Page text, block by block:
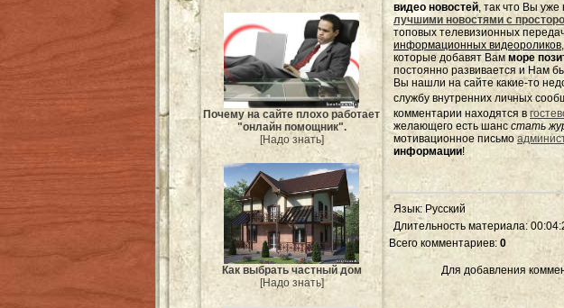
Почему на сайте плохо работает
"онлайн помощник".
[Надо знать]
Как выбрать частный дом
[Надо знать]
видео новостей, так что Вы
лучшими новостями с
топовых телевизионных
информационных видеороликов
которые добавят Вам море
постоянно развивается и Нам
Вы нашли на сайте какие-то
службу внутренних личных
комментарии находятся в
желающего есть шанс стать
мотивационное письмо
информации!
Язык: Русский
Длительность материала:
Всего комментариев: 0
Для добавления